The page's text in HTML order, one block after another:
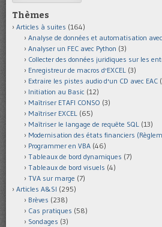
Thèmes
Articles à suites (164)
Analyse de données et automatisation
Analyser un FEC avec Python (3)
Collecter des données juridiques sur les
Enregistreur de macros d'EXCEL (3)
Extraire les pistes audio d'un CD avec EAC
Initiation au Basic (12)
Maîtriser ETAFI CONSO (3)
Maîtriser EXCEL (65)
Maîtriser le langage de requête SQL (13)
Modernisation des états financiers
Programmer en VBA (46)
Tableaux de bord dynamiques (7)
Tableaux de bord visuels (4)
TVA sur marge (7)
Articles A&SI (295)
Brèves (238)
Cas pratiques (58)
Sondages (3)